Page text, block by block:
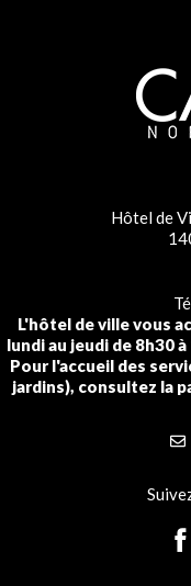
Hôtel de
L'hôtel de ville vous
lundi au jeudi de 8h30
Pour l'accueil des
jardins), consultez la